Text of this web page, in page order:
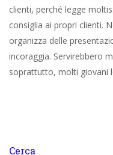
clienti, perché legge
consiglia ai propri clienti.
organizza delle
incoraggia. Servirebbero
soprattutto, molti giovani
Cerca